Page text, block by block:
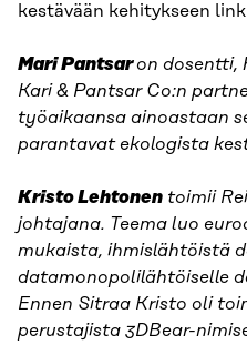
kestävään kehitykseen
Mari Pantsaron dosentti,
Kari & Pantsar Co:n
työaikaansa ainoastaan
parantavat ekologista
Kristo Lehtonen toimii
johtajana. Teema luo
mukaista, ihmislähtöistä
datamonopolilähtöiselle
Ennen Sitraa Kristo oli
perustajista 3DBear-